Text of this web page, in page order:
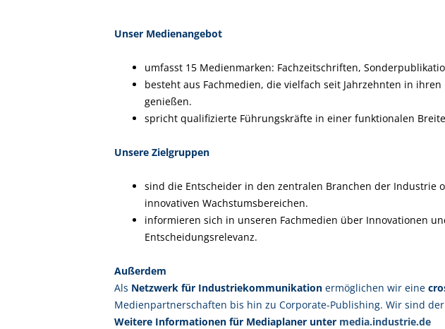
Unser Medienangebot
umfasst 15 Medienmarken: Fachzeitschriften,
besteht aus Fachmedien, die vielfach seit Jahrzehnten in
genießen.
spricht qualifizierte Führungskräfte in einer funktionalen
Unsere Zielgruppen
sind die Entscheider in den zentralen Branchen der Industrie
innovativen Wachstumsbereichen.
informieren sich in unseren Fachmedien über Innovationen
Entscheidungsrelevanz.
Außerdem
Als Netzwerk für Industriekommunikationermöglichen wir eine
Medienpartnerschaften bis hin zu Corporate-Publishing. Wir sind
Weitere Informationen für Mediaplaner unter media.industrie.de